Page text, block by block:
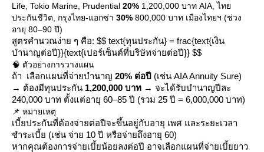
Life, Tokio Marine, Prudential 20% 1,200,000 บาท AIA, ไท
ประกันชีวิต, กรุงไทย-แอกซ่า 30% 800,000 บาท เมืองไทยฯ (ช่วง
อายุ 80–90 ปี)
สูตรคำนวณง่าย ๆ คือ: $$ text{ทุนประกัน} = frac{text{เงิน
บำนาญต่อปี}}{text{เปอร์เซ็นต์ที่บริษัทจ่ายต่อปี}} $$
🧠 ตัวอย่างการวางแผน
ถ้า เลือกแผนที่จ่ายบำนาญ 20% ต่อปี (เช่น AIA Annuity Sure)
→ ต้องมีทุนประกัน 1,200,000 บาท → จะได้รับบำนาญปีละ
240,000 บาท ตั้งแต่อายุ 60–85 ปี (รวม 25 ปี = 6,000,000 บาท)
📌 หมายเหตุ
เบี้ยประกันที่ต้องจ่ายต่อปีจะขึ้นอยู่กับอายุ เพศ และระยะเวลา
ชำระเบี้ย (เช่น จ่าย 10 ปี หรือจ่ายถึงอายุ 60)
หากคุณต้องการจ่ายเบี้ยน้อยลงต่อปี อาจเลือกแผนที่จ่ายเบี้ยยาว